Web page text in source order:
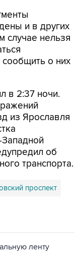
и в других
случае нельзя
о них
в 2:37 ночи.
из Ярославля
об
транспорта.
проспект
ленту